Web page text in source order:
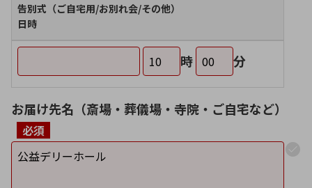
告別式（ご自宅用/お別れ会/その他）
日時
時 分
お届け先名（斎場・葬儀場・寺院・ご自宅など）
必須